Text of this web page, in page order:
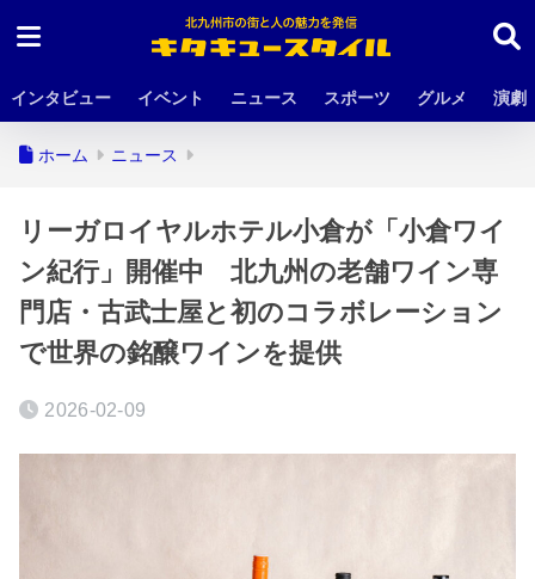
インタビュー イベント ニュース スポーツ グルメ 演劇
ホーム ニュース
リーガロイヤルホテル小倉が「小倉ワイ
ン紀行」開催中 北九州の老舗ワイン専
門店・古武士屋と初のコラボレーション
で世界の銘醸ワインを提供
2026-02-09